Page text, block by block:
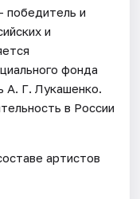
победитель и
и
фонда
А. Г. Лукашенко.
в России
артистов